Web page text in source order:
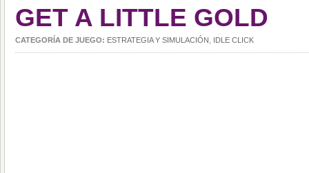
GET A LITTLE GOLD
CATEGORÍA DE JUEGO: ESTRATEGIA Y SIMULACIÓN IDLE CLICK